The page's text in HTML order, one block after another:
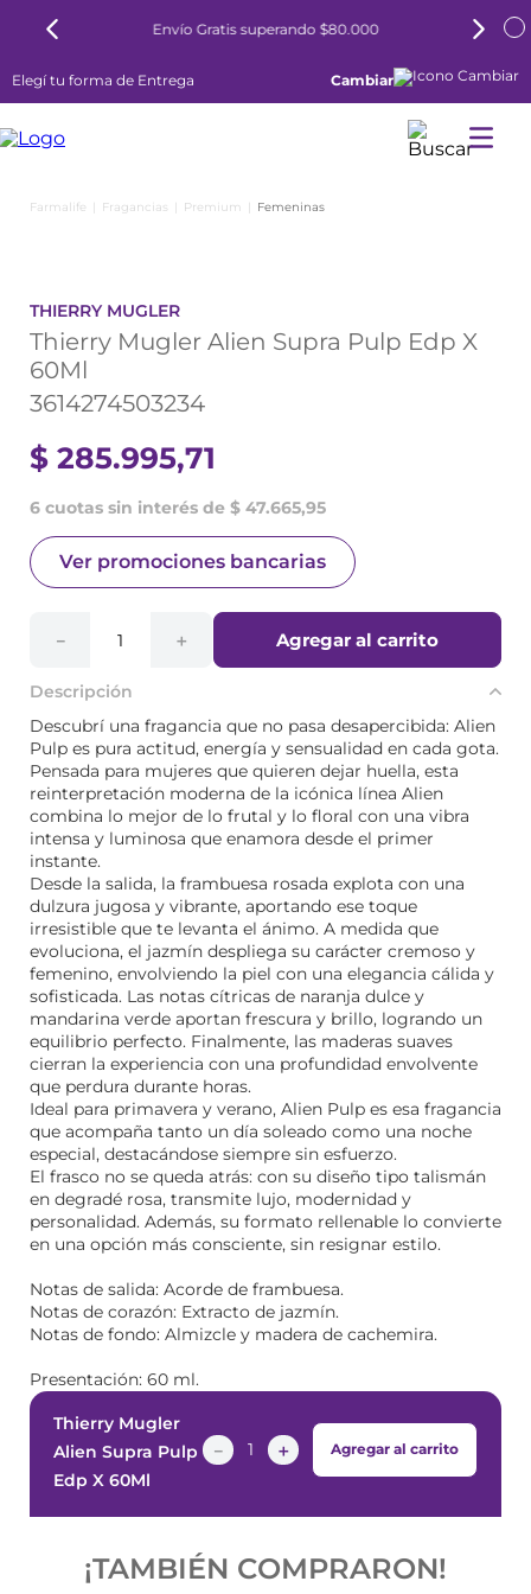
Envío Gratis superando $80.000
Elegí tu forma de Entrega Cambiar
Fragancias Premium Femeninas
THIERRY MUGLER
Thierry Mugler Alien Supra Pulp Edp X
60Ml
3614274503234
$ 285.995,71
6 cuotas sin interés de $ 47.665,95
Ver promociones bancarias
＋
－ Agregar al carrito
Descripción
Descubrí una fragancia que no pasa desapercibida: Alien
Pulp es pura actitud, energía y sensualidad en cada gota.
Pensada para mujeres que quieren dejar huella, esta
reinterpretación moderna de la icónica línea Alien
combina lo mejor de lo frutal y lo floral con una vibra
intensa y luminosa que enamora desde el primer
instante.
Desde la salida, la frambuesa rosada explota con una
dulzura jugosa y vibrante, aportando ese toque
irresistible que te levanta el ánimo. A medida que
evoluciona, el jazmín despliega su carácter cremoso y
femenino, envolviendo la piel con una elegancia cálida y
sofisticada. Las notas cítricas de naranja dulce y
mandarina verde aportan frescura y brillo, logrando un
equilibrio perfecto. Finalmente, las maderas suaves
cierran la experiencia con una profundidad envolvente
que perdura durante horas.
Ideal para primavera y verano, Alien Pulp es esa fragancia
que acompaña tanto un día soleado como una noche
especial, destacándose siempre sin esfuerzo.
El frasco no se queda atrás: con su diseño tipo talismán
en degradé rosa, transmite lujo, modernidad y
personalidad. Además, su formato rellenable lo convierte
en una opción más consciente, sin resignar estilo.
Notas de salida: Acorde de frambuesa.
Notas de corazón: Extracto de jazmín.
Notas de fondo: Almizcle y madera de cachemira.
Presentación: 60 ml.
Thierry Mugler
Alien Supra Pulp
Edp X 60Ml
＋
－ Agregar al carrito
¡PRODUCTOS SIMILARES!